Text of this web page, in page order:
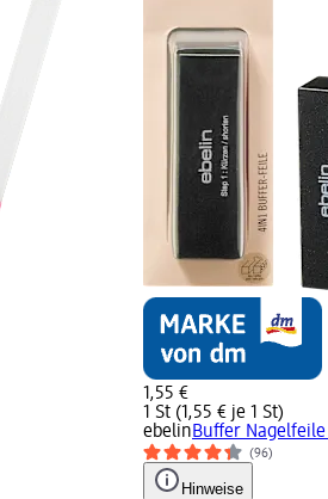
1,55 €
1 St (1,55 € je 1 St)
ebelinBuffer Nagelfeile
(96)
Hinweise